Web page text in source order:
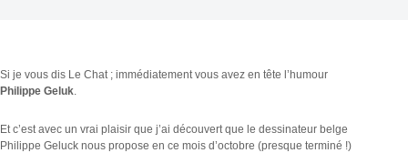
Si je vous dis Le Chat ; immédiatement vous avez en tête l’humour
Philippe Geluk.
Et c’est avec un vrai plaisir que j’ai découvert que le dessinateur belge
Philippe Geluck nous propose en ce mois d’octobre (presque terminé !)